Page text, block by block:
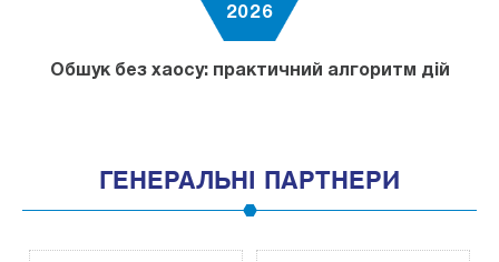
2026
Обшук без хаосу: практичний алгоритм дій
ГЕНЕРАЛЬНІ ПАРТНЕРИ